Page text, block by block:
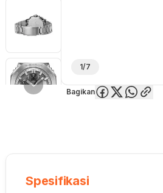
1/7
Bagikan
Spesifikasi